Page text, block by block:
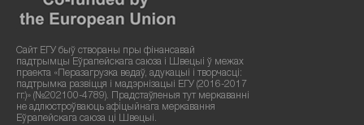
Сайт ЕГУ быў створаны пры фінансавай
падтрымцы Еўрапейскага саюза і Швецыі ў межах
праекта «Перазагрузка ведаў, адукацыі і творчасці:
падтрымка развіцця і мадэрнізацыі ЕГУ (2016-2017
гг.)» (№202100-4789). Прадстаўленыя тут меркаванні
не адлюстроўваюць афіцыйнага меркавання
Еўрапейскага саюза ці Швецыі.